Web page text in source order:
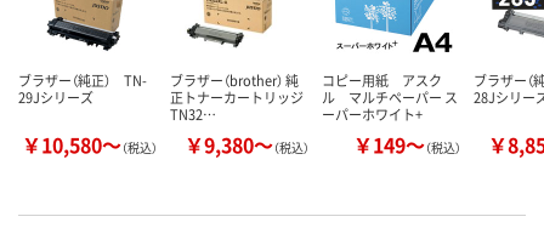
ブラザー（純正） TN-
29Jシリーズ
￥10,580～（税込）
ブラザー（brother） 純
正トナーカートリッジ
TN32…
￥9,380～（税込）
コピー用紙 アスク
ル マルチペーパー ス
ーパーホワイト+
￥149～（税込）
ブラザー（
28Jシリー
￥